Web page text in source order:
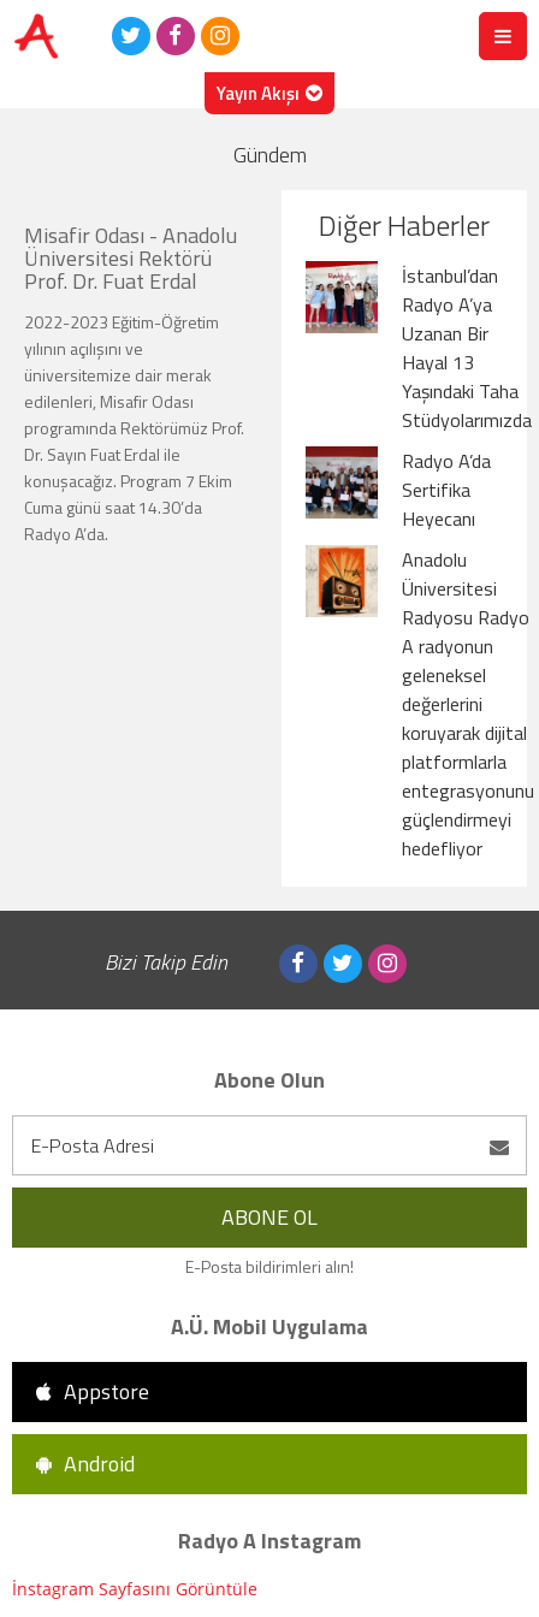
09.08.2026- Pazar
Radyo A Liste
Yayın Akışı
Gündem
Misafir Odası - Anadolu
Üniversitesi Rektörü
Prof. Dr. Fuat Erdal
2022-2023 Eğitim-Öğretim
yılının açılışını ve
üniversitemize dair merak
edilenleri, Misafir Odası
programında Rektörümüz Prof.
Dr. Sayın Fuat Erdal ile
konuşacağız. Program 7 Ekim
Cuma günü saat 14.30’da
Radyo A’da.
Diğer Haberler
İstanbul’dan
Radyo A’ya
Uzanan Bir
Hayal 13
Yaşındaki Taha
Stüdyolarımızda
Radyo A’da
Sertifika
Heyecanı
Anadolu
Üniversitesi
Radyosu Radyo
A radyonun
geleneksel
değerlerini
koruyarak dijital
platformlarla
entegrasyonunu
güçlendirmeyi
hedefliyor
Bizi Takip Edin
Abone Olun
E-Posta bildirimleri alın!
A.Ü. Mobil Uygulama
Appstore
Android
Radyo A Instagram
İnstagram Sayfasını Görüntüle